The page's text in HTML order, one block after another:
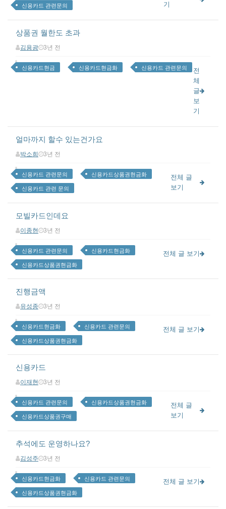
신용카드 관련문의
기
상품권 월한도 초과
김용광 3년 전
신용카드현금 신용카드현금화 신용카드 관련문의
전
체
글
보
기
얼마까지 할수 있는건가요
박소희 3년 전
신용카드 관련문의 신용카드상품권현금화
신용카드 관련 문의
전체 글
보기
모빌카드인데요
이종현 3년 전
신용카드 관련문의 신용카드현금화
신용카드상품권현금화
전체 글 보기
진행금액
유성종 3년 전
신용카드현금화 신용카드 관련문의
신용카드상품권현금화
전체 글 보기
신용카드
이재현 3년 전
신용카드 관련문의 신용카드상품권현금화
신용카드상품권구매
전체 글
보기
추석에도 운영하나요?
김성주 3년 전
신용카드현금화 신용카드 관련문의
신용카드상품권현금화
전체 글 보기